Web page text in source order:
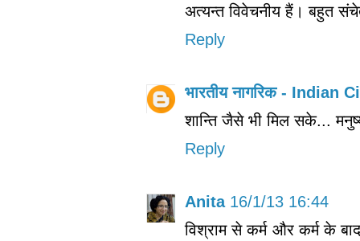
अत्‍यन्‍त विवेचनीय हैं। बहुत
Reply
भारतीय नागरिक - Indian
शान्ति जैसे भी मिल सके...
Reply
Anita 16/1/13 16:44
विश्राम से कर्म और कर्म के